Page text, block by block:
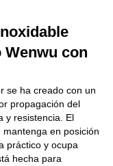
Wenwu con
se ha creado con un
propagación del
y resistencia. El
en posición
práctico y ocupa
hecha para